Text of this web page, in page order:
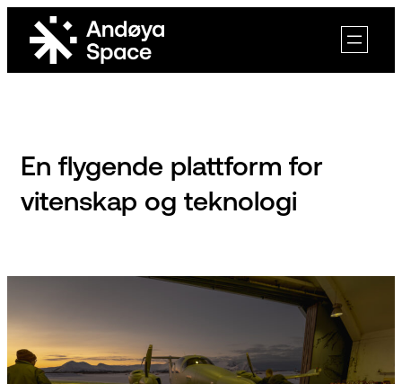
content
En flygende plattform for
vitenskap og teknologi